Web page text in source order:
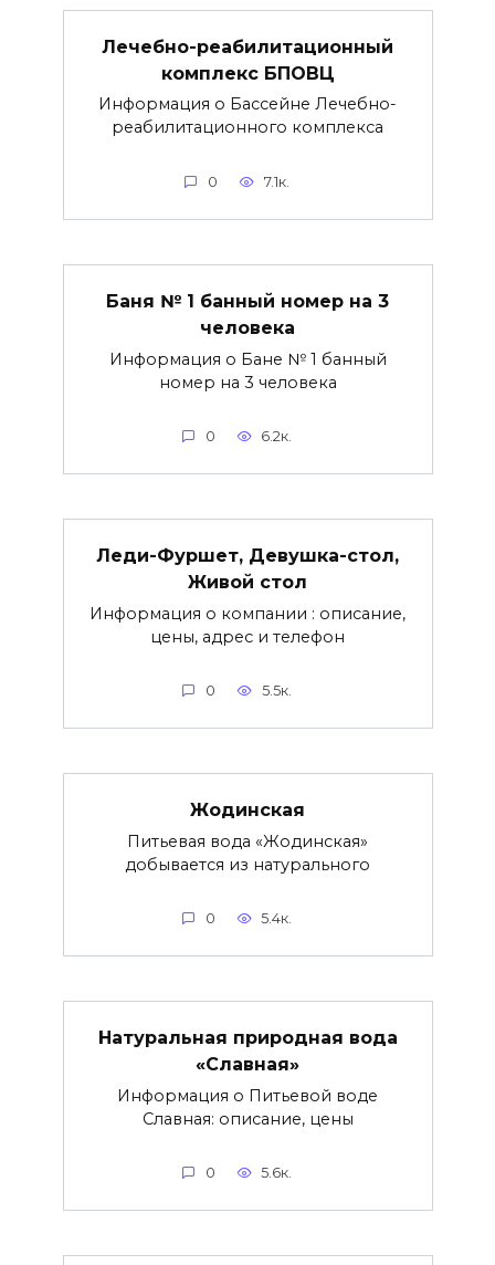
Лечебно-реабилитационный
комплекс БПОВЦ
Информация о Бассейне Лечебно-
реабилитационного комплекса
0 7.1к.
Баня № 1 банный номер на 3
человека
Информация о Бане № 1 банный
номер на 3 человека
0 6.2к.
Леди-Фуршет, Девушка-стол,
Живой стол
Информация о компании : описание,
цены, адрес и телефон
0 5.5к.
Жодинская
Питьевая вода «Жодинская»
добывается из натурального
0 5.4к.
Натуральная природная вода
«Славная»
Информация о Питьевой воде
Славная: описание, цены
0 5.6к.